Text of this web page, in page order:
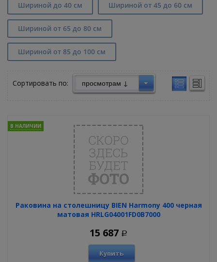
Шириной до 40 см Шириной от 45 до 60 см
Шириной от 65 до 80 см
Шириной от 85 до 100 см
Сортировать по:
Раковина на столешницу BIEN Harmony 400 черная
матовая HRLG04001FD0B7000
В НАЛИЧИИ
15 687 Р
Купить